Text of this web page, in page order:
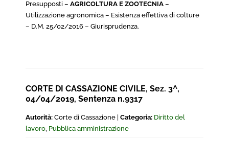
Presupposti – AGRICOLTURA E ZOOTECNIA –
Utilizzazione agronomica – Esistenza effettiva di colture
– D.M. 25/02/2016 – Giurisprudenza.
CORTE DI CASSAZIONE CIVILE, Sez. 3^,
04/04/2019, Sentenza n.9317
Autorità: Corte di Cassazione | Categoria: Diritto del
lavoro, Pubblica amministrazione